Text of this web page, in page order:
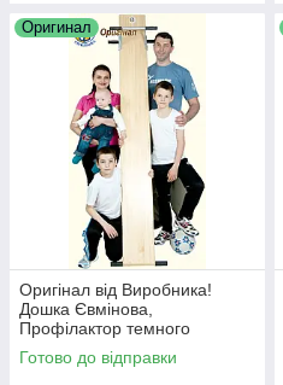
Оригинал
Оригінал від Виробника!
Дошка Євмінова,
Профілактор темного
кольору. Тренажер для
хребта
Готово до відправки